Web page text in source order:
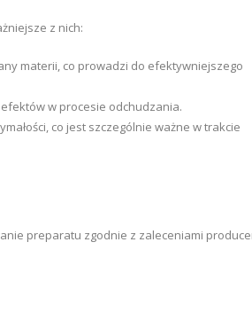
z nich:
materii, co prowadzi do efektywniejszego
w procesie odchudzania.
co jest szczególnie ważne w trakcie
preparatu zgodnie z zaleceniami